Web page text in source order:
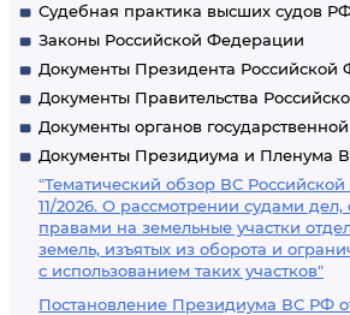
Судебная практика высших судов
Законы Российской Федерации
Документы Президента Российской
Документы Правительства
Документы органов
Документы Президиума и Пленума
"Тематический обзор ВС
11/2026. О рассмотрении судами дел,
правами на земельные участки
земель, изъятых из оборота и
с использованием таких участков"
Постановление Президиума ВС РФ